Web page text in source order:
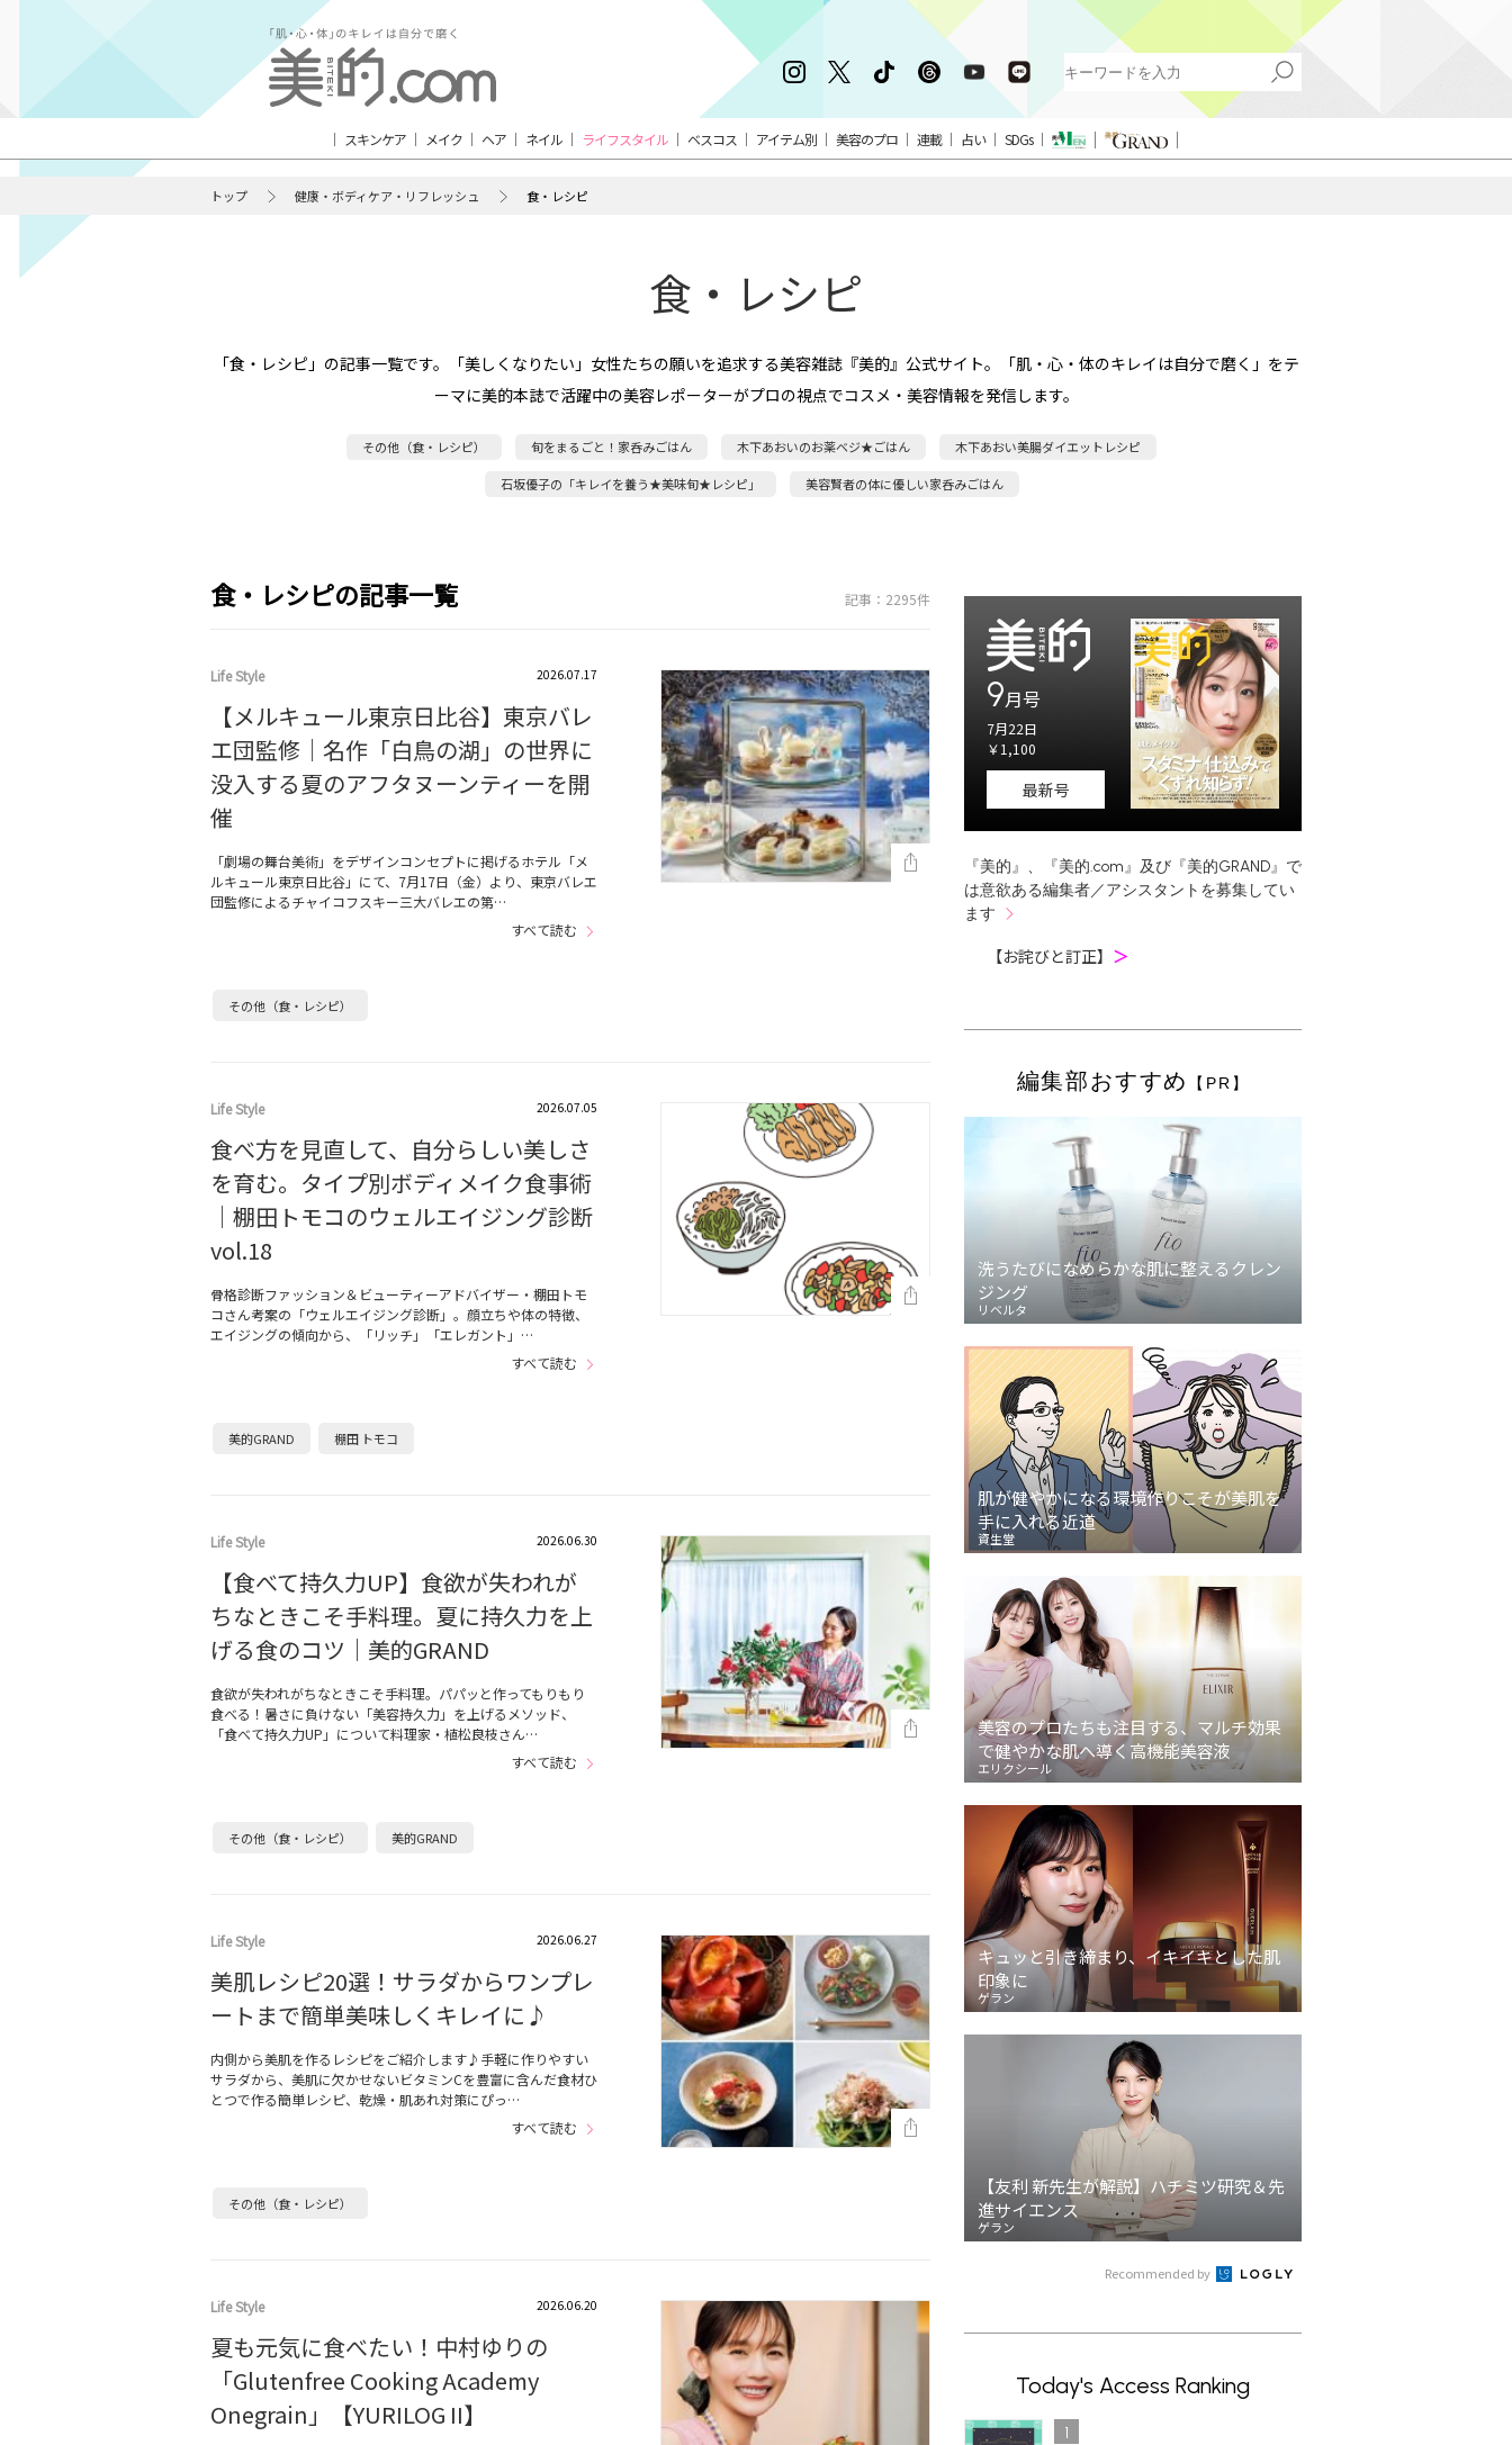
スキンケア メイク ヘア ネイル ライフスタイル ベスコス アイテム別 美容のプロ 連載 占い SDGs
トップ 健康・ボディケア・リフレッシュ 食・レシピ
食・レシピ
「食・レシピ」の記事一覧です。「美しくなりたい」女性たちの願いを追求する美容雑誌『美的』公式サイト。「肌・心・体のキレイは自分で磨く」をテ
ーマに美的本誌で活躍中の美容レポーターがプロの視点でコスメ・美容情報を発信します。
その他（食・レシピ） 旬をまるごと！家呑みごはん 木下あおいのお薬ベジ★ごはん 木下あおい美腸ダイエットレシピ
石坂優子の「キレイを養う★美味旬★レシピ」 美容賢者の体に優しい家呑みごはん
食・レシピの記事一覧 記事：2295件
Life Style 2026.07.17
【メルキュール東京日比谷】東京バレ
エ団監修｜名作「白鳥の湖」の世界に
没入する夏のアフタヌーンティーを開
催
「劇場の舞台美術」をデザインコンセプトに掲げるホテル「メ
ルキュール東京日比谷」にて、7月17日（金）より、東京バレエ
団監修によるチャイコフスキー三大バレエの第…
すべて読む
その他（食・レシピ）
Life Style 2026.07.05
食べ方を見直して、自分らしい美しさ
を育む。タイプ別ボディメイク食事術
｜棚田トモコのウェルエイジング診断
vol.18
骨格診断ファッション＆ビューティーアドバイザー・棚田トモ
コさん考案の「ウェルエイジング診断」。顔立ちや体の特徴、
エイジングの傾向から、「リッチ」「エレガント」…
すべて読む
美的GRAND 棚田 トモコ
Life Style 2026.06.30
【食べて持久力UP】食欲が失われが
ちなときこそ手料理。夏に持久力を上
げる食のコツ｜美的GRAND
食欲が失われがちなときこそ手料理。パパッと作ってもりもり
食べる！暑さに負けない「美容持久力」を上げるメソッド、
「食べて持久力UP」について料理家・植松良枝さん…
すべて読む
その他（食・レシピ） 美的GRAND
Life Style 2026.06.27
美肌レシピ20選！サラダからワンプレ
ートまで簡単美味しくキレイに♪
内側から美肌を作るレシピをご紹介します♪手軽に作りやすい
サラダから、美肌に欠かせないビタミンCを豊富に含んだ食材ひ
とつで作る簡単レシピ、乾燥・肌あれ対策にぴっ…
すべて読む
その他（食・レシピ）
Life Style 2026.06.20
夏も元気に食べたい！中村ゆりの
「Glutenfree Cooking Academy
Onegrain」【YURILOG II】
9月号
7月22日
￥1,100
最新号
『美的』、『美的.com』及び『美的GRAND』で
は意欲ある編集者／アシスタントを募集してい
ます
【お詫びと訂正】 ＞
編集部おすすめ 【PR】
洗うたびになめらかな肌に整えるクレン
ジング
リベルタ
肌が健やかになる環境作りこそが美肌を
手に入れる近道
資生堂
美容のプロたちも注目する、マルチ効果
で健やかな肌へ導く高機能美容液
エリクシール
キュッと引き締まり、イキイキとした肌
印象に
ゲラン
【友利 新先生が解説】ハチミツ研究＆先
進サイエンス
ゲラン
Recommended by
Today's Access Ranking
1